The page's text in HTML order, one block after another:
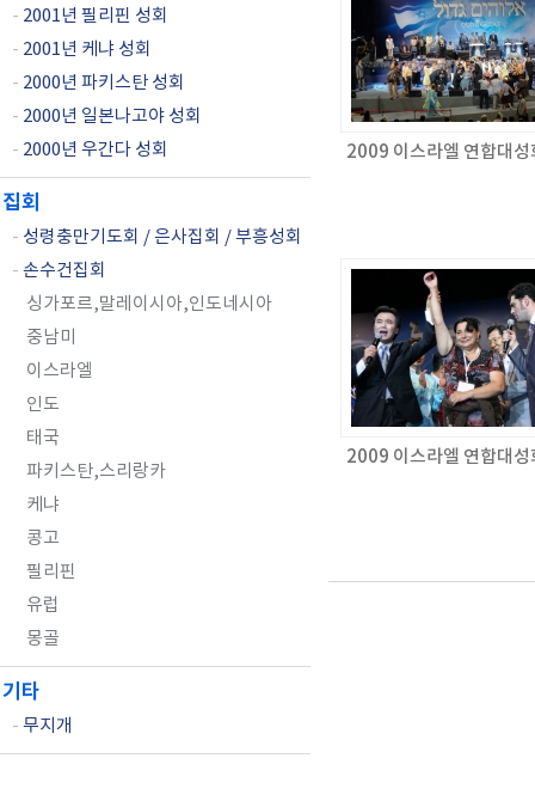
- 2001년 필리핀 성회
- 2001년 케냐 성회
- 2000년 파키스탄 성회
- 2000년 일본나고야 성회
- 2000년 우간다 성회
집회
- 성령충만기도회 / 은사집회 / 부흥성회
- 손수건집회
싱가포르,말레이시아,인도네시아
중남미
이스라엘
인도
태국
파키스탄,스리랑카
케냐
콩고
필리핀
유럽
몽골
기타
- 무지개
2009 이스라엘 연합대성
2009 이스라엘 연합대성